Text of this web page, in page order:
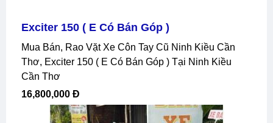
Exciter 150 ( E Có Bán Góp )
Mua Bán, Rao Vặt Xe Côn Tay Cũ Ninh Kiều Cần
Thơ, Exciter 150 ( E Có Bán Góp ) Tại Ninh Kiều
Cần Thơ
16,800,000 Đ